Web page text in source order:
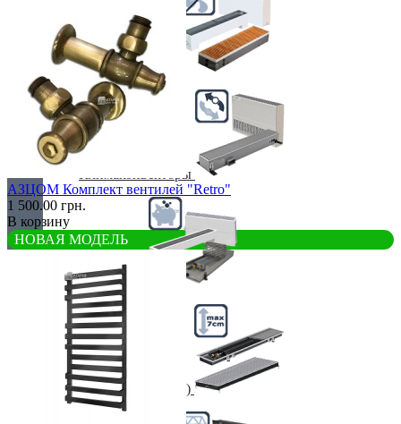
Без вентилятора
Климаконвекторы
Недорогие
Низкие (до 70 мм)
АЗЦОМ Комплект вентилей "Retro"
1 500.00 грн.
В корзину
НОВАЯ МОДЕЛЬ